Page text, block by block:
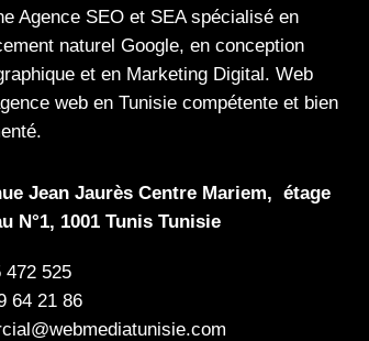
Agence SEO et SEAspécialisé en
naturel Google, en conception
et en Marketing Digital. Web
web en Tunisie compétente et bien
Jean Jaurès Centre Mariem, étage
N°1, 1001 Tunis Tunisie
472 525
64 21 86